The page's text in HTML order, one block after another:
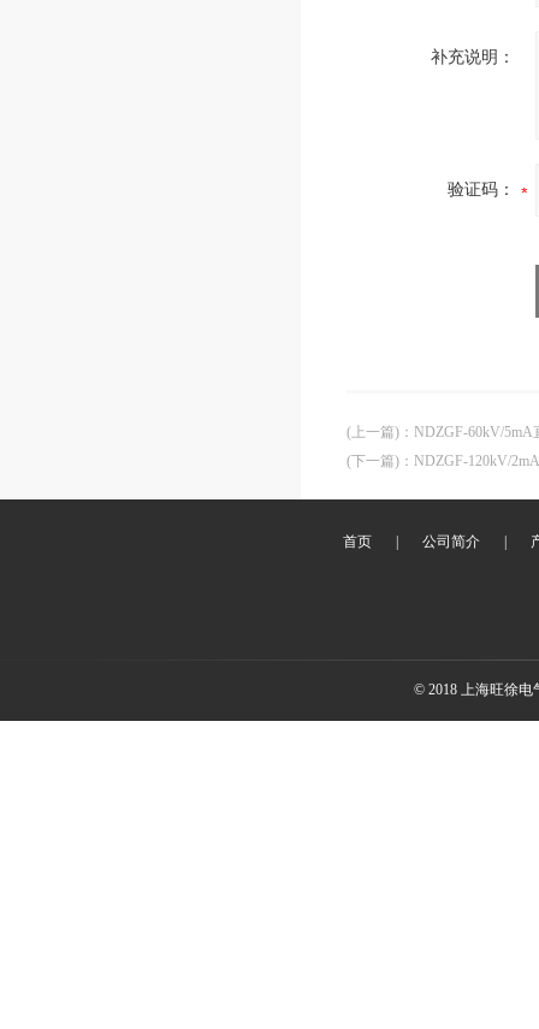
补充说明：
验证码：
(上一篇) ： NDZGF-60kV/
(下一篇) ： NDZGF-120kV/
首页 公司简介
© 2018 上海旺徐